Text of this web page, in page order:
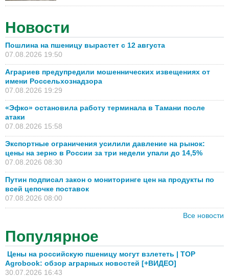
Новости
Пошлина на пшеницу вырастет с 12 августа
07.08.2026 19:50
Аграриев предупредили мошеннических извещениях от
имени Россельхознадзора
07.08.2026 19:29
«Эфко» остановила работу терминала в Тамани после
атаки
07.08.2026 15:58
Экспортные ограничения усилили давление на рынок:
цены на зерно в России за три недели упали до 14,5%
07.08.2026 08:30
Путин подписал закон о мониторинге цен на продукты по
всей цепочке поставок
07.08.2026 08:00
Все новости
Популярное
Цены на российскую пшеницу могут взлететь | TOP
Agrobook: обзор аграрных новостей [+ВИДЕО]
30.07.2026 16:43